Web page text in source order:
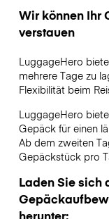
Wir können Ihr
verstauen
LuggageHero
mehrere Tage zu
Flexibilität beim
LuggageHero
Gepäck für einen
Ab dem zweiten
Gepäckstück pro
Laden Sie sich
herunter: